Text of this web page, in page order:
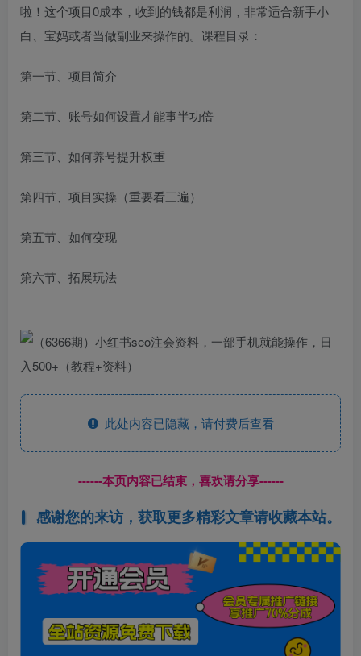
啦！这个项目0成本，收到的钱都是利润，非常适合新手小
白、宝妈或者当做副业来操作的。课程目录：
第一节、项目简介
第二节、账号如何设置才能事半功倍
第三节、如何养号提升权重
第四节、项目实操（重要看三遍）
第五节、如何变现
第六节、拓展玩法
此处内容已隐藏，请付费后查看
------本页内容已结束，喜欢请分享------
感谢您的来访，获取更多精彩文章请收藏本站。